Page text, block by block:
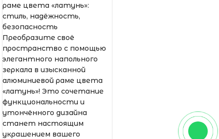
раме цвета «латунь»:
стиль, надёжность,
безопасность
Преобразите своё
пространство с помощью
элегантного напольного
зеркала в изысканной
алюминиевой раме цвета
«латунь»! Это сочетание
функциональности и
утончённого дизайна
станет настоящим
украшением вашего